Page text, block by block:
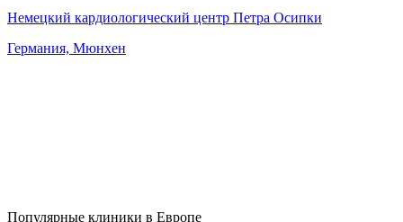
Немецкий кардиологический центр Петра Осипки
Германия, Мюнхен
Популярные клиники в Европе